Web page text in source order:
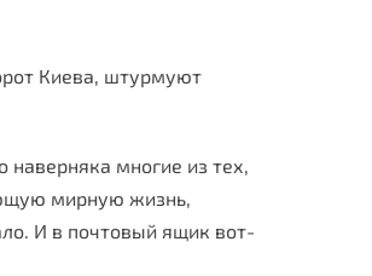
Киева, штурмуют
наверняка многие из тех,
мирную жизнь,
И в почтовый ящик вот-